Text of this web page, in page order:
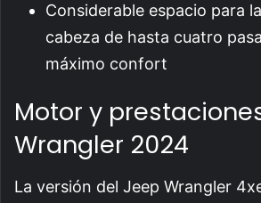
Considerable espacio para
cabeza de hasta cuatro
máximo confort
Motor y
Wrangler 2024
La versión del Jeep Wrangler